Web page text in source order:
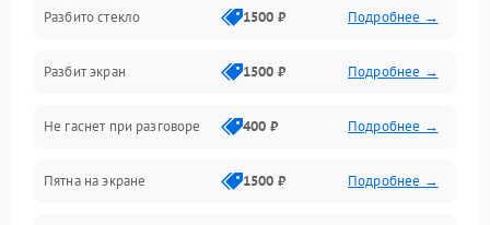
Камеры
Проблемы с дисплеем и сенсором
Зарядка
Проблемы с питанием, зарядкой и аккумулятором
Разбито стекло 1500 ₽ Подробнее →
Разбит экран 1500 ₽ Подробнее →
Не гаснет при разговоре 400 ₽ Подробнее →
Пятна на экране 1500 ₽ Подробнее →